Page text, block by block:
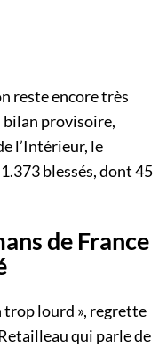
reste encore très
bilan provisoire,
l’Intérieur, le
blessés, dont 45
de France
trop lourd », regrette
qui parle de